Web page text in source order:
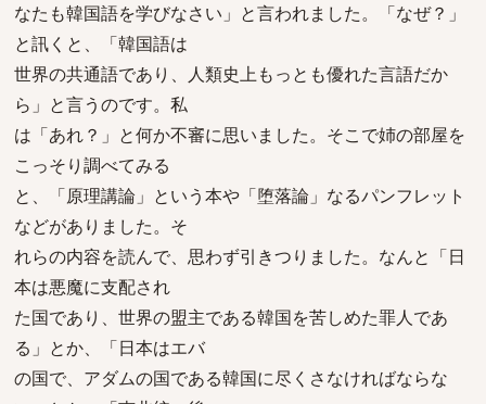
なたも韓国語を学びなさい」と言われました。「なぜ？」
と訊くと、「韓国語は
世界の共通語であり、人類史上もっとも優れた言語だか
ら」と言うのです。私
は「あれ？」と何か不審に思いました。そこで姉の部屋を
こっそり調べてみる
と、「原理講論」という本や「堕落論」なるパンフレット
などがありました。そ
れらの内容を読んで、思わず引きつりました。なんと「日
本は悪魔に支配され
た国であり、世界の盟主である韓国を苦しめた罪人であ
る」とか、「日本はエバ
の国で、アダムの国である韓国に尽くさなければならな